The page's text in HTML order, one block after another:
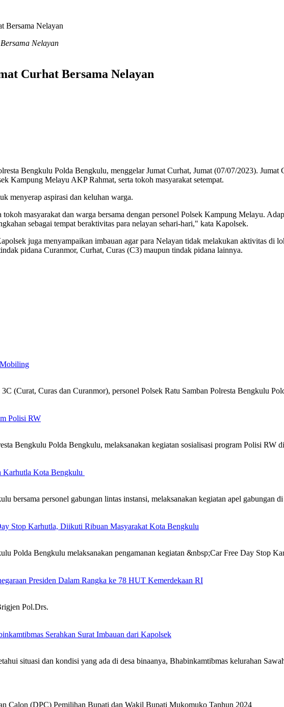
Bersama Nelayan
Nelayan
Curhat Bersama Nelayan
Bengkulu Polda Bengkulu, menggelar Jumat Curhat, Jumat (07/07/2023).
Kampung Melayu AKP Rahmat, serta tokoh masyarakat setempat.
menyerap aspirasi dan keluhan warga.
masyarakat dan warga bersama dengan personel Polsek Kampung Melayu.
sebagai tempat beraktivitas para nelayan sehari-hari," kata Kapolsek.
juga menyampaikan imbauan agar para Nelayan tidak melakukan aktivitas di
pidana Curanmor, Curhat, Curas (C3) maupun tindak pidana lainnya.
(Curat, Curas dan Curanmor), personel Polsek Ratu Samban Polresta Bengkulu
Polisi RW
Bengkulu Polda Bengkulu, melaksanakan kegiatan sosialisasi program Polisi
Karhutla Kota Bengkulu
bersama personel gabungan lintas instansi, melaksanakan kegiatan apel gabungan
Stop Karhutla, Diikuti Ribuan Masyarakat Kota Bengkulu
Polda Bengkulu melaksanakan pengamanan kegiatan &nbsp;Car Free Day Stop
Presiden Dalam Rangka ke 78 HUT Kemerdekaan RI
Pol.Drs.
Serahkan Surat Imbauan dari Kapolsek
situasi dan kondisi yang ada di desa binaanya, Bhabinkamtibmas kelurahan